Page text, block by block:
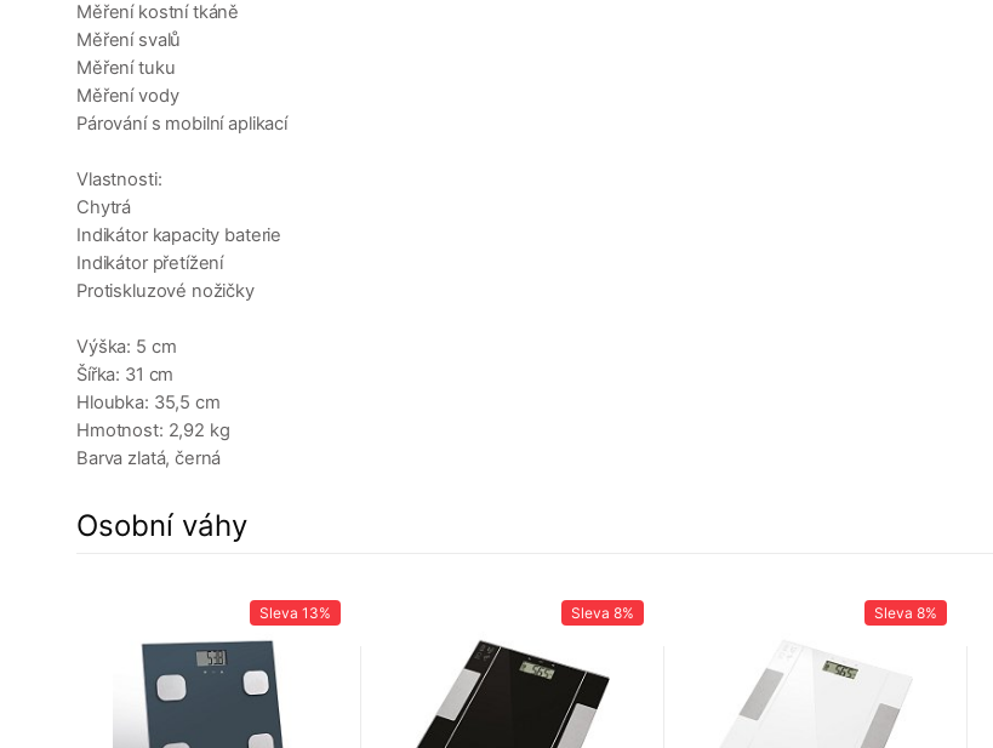
Měření kostní tkáně
Měření svalů
Měření tuku
Měření vody
Párování s mobilní aplikací
Vlastnosti:
Chytrá
Indikátor kapacity baterie
Indikátor přetížení
Protiskluzové nožičky
Výška: 5 cm
Šířka: 31 cm
Hloubka: 35,5 cm
Hmotnost: 2,92 kg
Barva zlatá, černá
Osobní váhy
Sleva 13% Sleva 8% Sleva 8%